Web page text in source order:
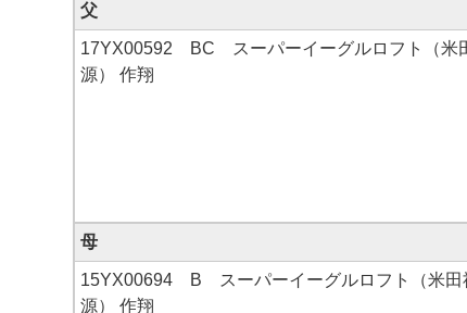
父
17YX00592 BC スーパーイーグルロフト（米
源） 作翔
母
15YX00694 B スーパーイーグルロフト（米田
源） 作翔